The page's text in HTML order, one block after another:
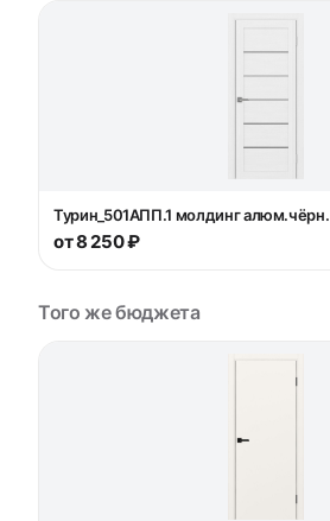
Турин_501AПП.1 молдинг алюм.чёрн.
от 8 250 ₽
Того же бюджета